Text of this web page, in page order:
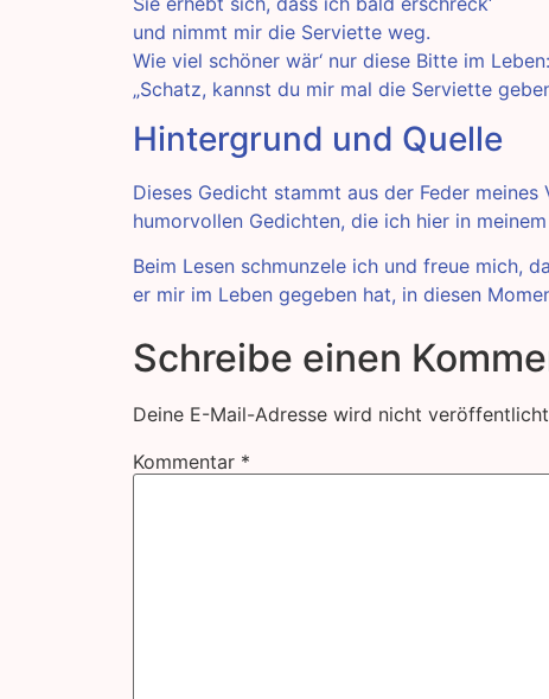
und nimmt mir die Serviette weg.
Wie viel schöner wär‘ nur diese Bitte im Leben:
„Schatz, kannst du mir mal die Serviette
Hintergrund und Quelle
Dieses Gedicht stammt aus der Feder
humorvollen Gedichten, die ich hier in
Beim Lesen schmunzele ich und freue mich,
er mir im Leben gegeben hat, in diesen
Schreibe einen
Deine E-Mail-Adresse wird nicht
Kommentar *